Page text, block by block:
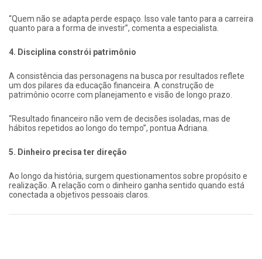
“Quem não se adapta perde espaço. Isso vale tanto para a carreira
quanto para a forma de investir”, comenta a especialista.
4. Disciplina constrói patrimônio
A consistência das personagens na busca por resultados reflete
um dos pilares da educação financeira. A construção de
patrimônio ocorre com planejamento e visão de longo prazo.
“Resultado financeiro não vem de decisões isoladas, mas de
hábitos repetidos ao longo do tempo”, pontua Adriana.
5. Dinheiro precisa ter direção
Ao longo da história, surgem questionamentos sobre propósito e
realização. A relação com o dinheiro ganha sentido quando está
conectada a objetivos pessoais claros.